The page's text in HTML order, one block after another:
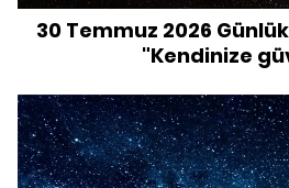
30 Temmuz 2026
"Kendinize